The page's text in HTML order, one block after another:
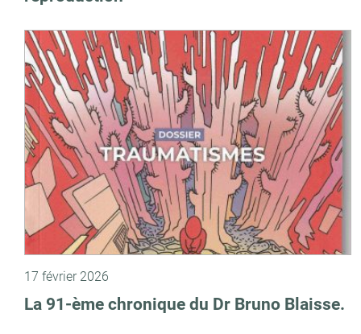
17 février 2026
La 91-ème chronique du Dr Bruno Blaisse.